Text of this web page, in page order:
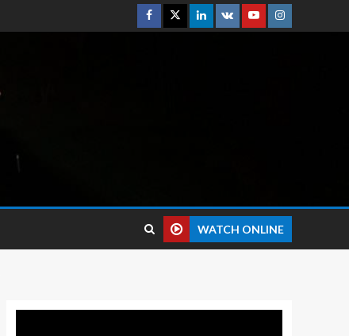
WATCH ONLINE